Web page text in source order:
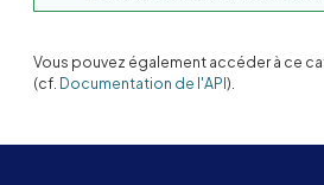
Vous pouvez également accéder à ce
(cf. Documentation de l'API).